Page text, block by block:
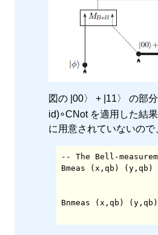
図の |00〉 + |11〉 の部
id)∘CNot を適用した結
に用意されていないので
-- The Bell-
Bmeas (x,qb)
Bnmeas (x,qb)